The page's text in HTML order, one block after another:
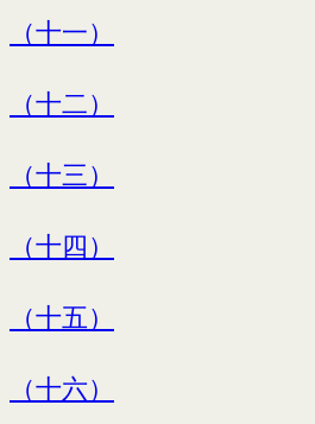
（十一）
（十二）
（十三）
（十四）
（十五）
（十六）